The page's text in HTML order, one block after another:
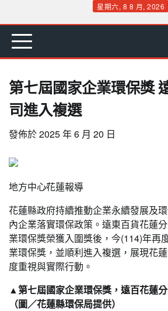
content
星期六, 8 8 月, 2026
首 要 娛 生 社 文 公 運 旅
第七屆國家企業環保獎
司進入複選
發佈於2025 年 6 月 20 日
地方中心∕花蓮報導
花蓮縣政府持續推動企業永續發展及
內企業落實環保政策。遠東百貨花蓮
業環保獎榮獲入圍獎後，今(114)年再
業環保獎，並順利進入複選，展現花
度重視與實際行動。
▲第七屆國家企業環保獎，遠百花蓮
（圖／花蓮縣環保局提供）